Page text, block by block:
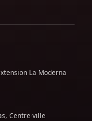
La Moderna
Centre-ville